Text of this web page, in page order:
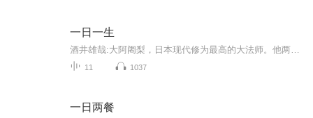
一日一生
11 1037
一日两餐